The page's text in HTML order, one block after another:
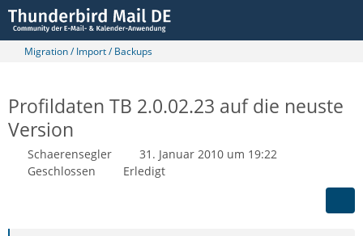
Migration / Import / Backups
Profildaten TB 2.0.02.23 auf die neuste
Version
Schaerensegler
31. Januar 2010 um 19:22
Geschlossen
Erledigt